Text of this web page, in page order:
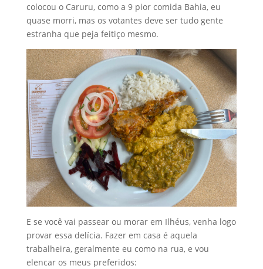
colocou o Caruru, como a 9 pior comida Bahia, eu
quase morri, mas os votantes deve ser tudo gente
estranha que peja feitiço mesmo.
E se você vai passear ou morar em Ilhéus, venha logo
provar essa delícia. Fazer em casa é aquela
trabalheira, geralmente eu como na rua, e vou
elencar os meus preferidos: